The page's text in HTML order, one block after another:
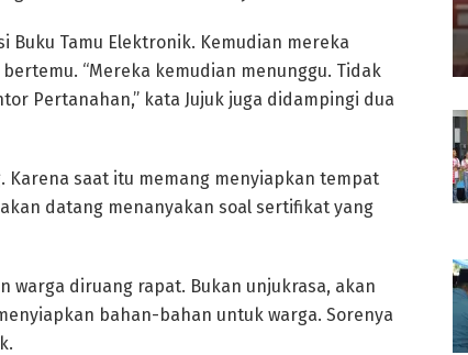
Buku Tamu Elektronik. Kemudian mereka
“Mereka kemudian menunggu. Tidak
Pertanahan,” kata Jujuk juga didampingi dua
Karena saat itu memang menyiapkan tempat
datang menanyakan soal sertifikat yang
warga diruang rapat. Bukan unjukrasa, akan
bahan-bahan untuk warga. Sorenya